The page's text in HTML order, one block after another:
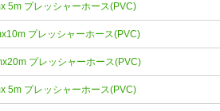
5m プレッシャーホース(PVC)
プレッシャーホース(PVC)
プレッシャーホース(PVC)
5m プレッシャーホース(PVC)